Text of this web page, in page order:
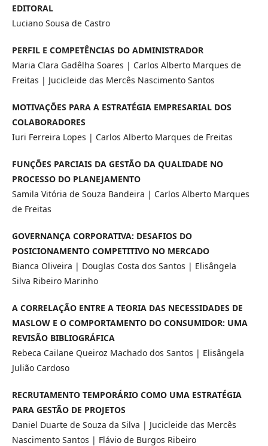
EDITORAL
Luciano Sousa de Castro
PERFIL E COMPETÊNCIAS DO ADMINISTRADOR
Maria Clara Gadêlha Soares | Carlos Alberto Marques de
Freitas | Jucicleide das Mercês Nascimento Santos
MOTIVAÇÕES PARA A ESTRATÉGIA EMPRESARIAL DOS
COLABORADORES
Iuri Ferreira Lopes | Carlos Alberto Marques de Freitas
FUNÇÕES PARCIAIS DA GESTÃO DA QUALIDADE NO
PROCESSO DO PLANEJAMENTO
Samila Vitória de Souza Bandeira | Carlos Alberto Marques
de Freitas
GOVERNANÇA CORPORATIVA: DESAFIOS DO
POSICIONAMENTO COMPETITIVO NO MERCADO
Bianca Oliveira | Douglas Costa dos Santos | Elisângela
Silva Ribeiro Marinho
A CORRELAÇÃO ENTRE A TEORIA DAS NECESSIDADES DE
MASLOW E O COMPORTAMENTO DO CONSUMIDOR: UMA
REVISÃO BIBLIOGRÁFICA
Rebeca Cailane Queiroz Machado dos Santos | Elisângela
Julião Cardoso
RECRUTAMENTO TEMPORÁRIO COMO UMA ESTRATÉGIA
PARA GESTÃO DE PROJETOS
Daniel Duarte de Souza da Silva | Jucicleide das Mercês
Nascimento Santos | Flávio de Burgos Ribeiro